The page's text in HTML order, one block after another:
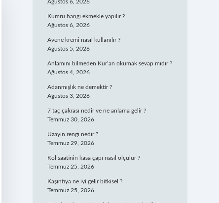
Ağustos 6, 2026
Kumru hangi ekmekle yapılır ?
Ağustos 6, 2026
Avene kremi nasıl kullanılır ?
Ağustos 5, 2026
Anlamını bilmeden Kur’an okumak sevap mıdır ?
Ağustos 4, 2026
Adanmışlık ne demektir ?
Ağustos 3, 2026
7 taç çakrası nedir ve ne anlama gelir ?
Temmuz 30, 2026
Uzayın rengi nedir ?
Temmuz 29, 2026
Kol saatinin kasa çapı nasıl ölçülür ?
Temmuz 25, 2026
Kaşıntıya ne iyi gelir bitkisel ?
Temmuz 25, 2026